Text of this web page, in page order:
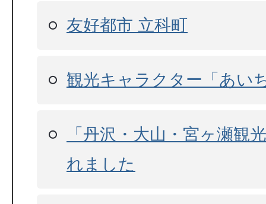
友好都市 立科町
観光キャラクター「あい
「丹沢・大山・宮ヶ瀬観
れました